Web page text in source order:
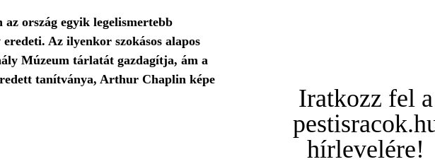
ország egyik legelismertebb
Az ilyenkor szokásos alapos
Múzeum tárlatát gazdagítja, ám a
tanítványa, Arthur Chaplin képe
Iratkozz fel a
hírlevelére!